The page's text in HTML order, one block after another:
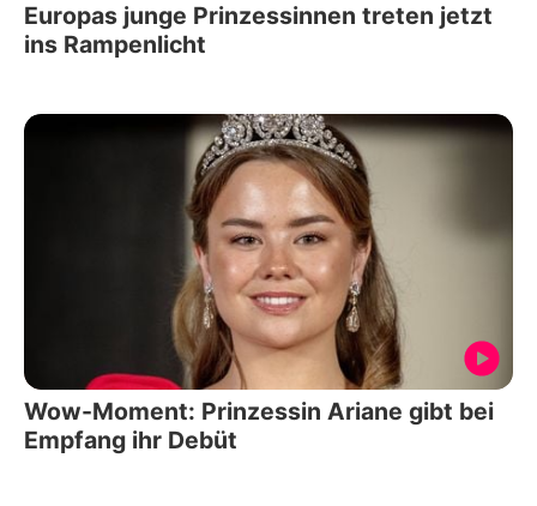
Europas junge Prinzessinnen treten jetzt
ins Rampenlicht
Wow-Moment: Prinzessin Ariane gibt bei
Empfang ihr Debüt